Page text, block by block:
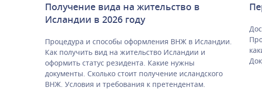
Получение вида на жительство в
Исландии в 2026 году
Процедура и способы оформления ВНЖ в Исландии.
Как получить вид на жительство Исландии и
оформить статус резидента. Какие нужны
документы. Сколько стоит получение исландского
ВНЖ. Условия и требования к претендентам.